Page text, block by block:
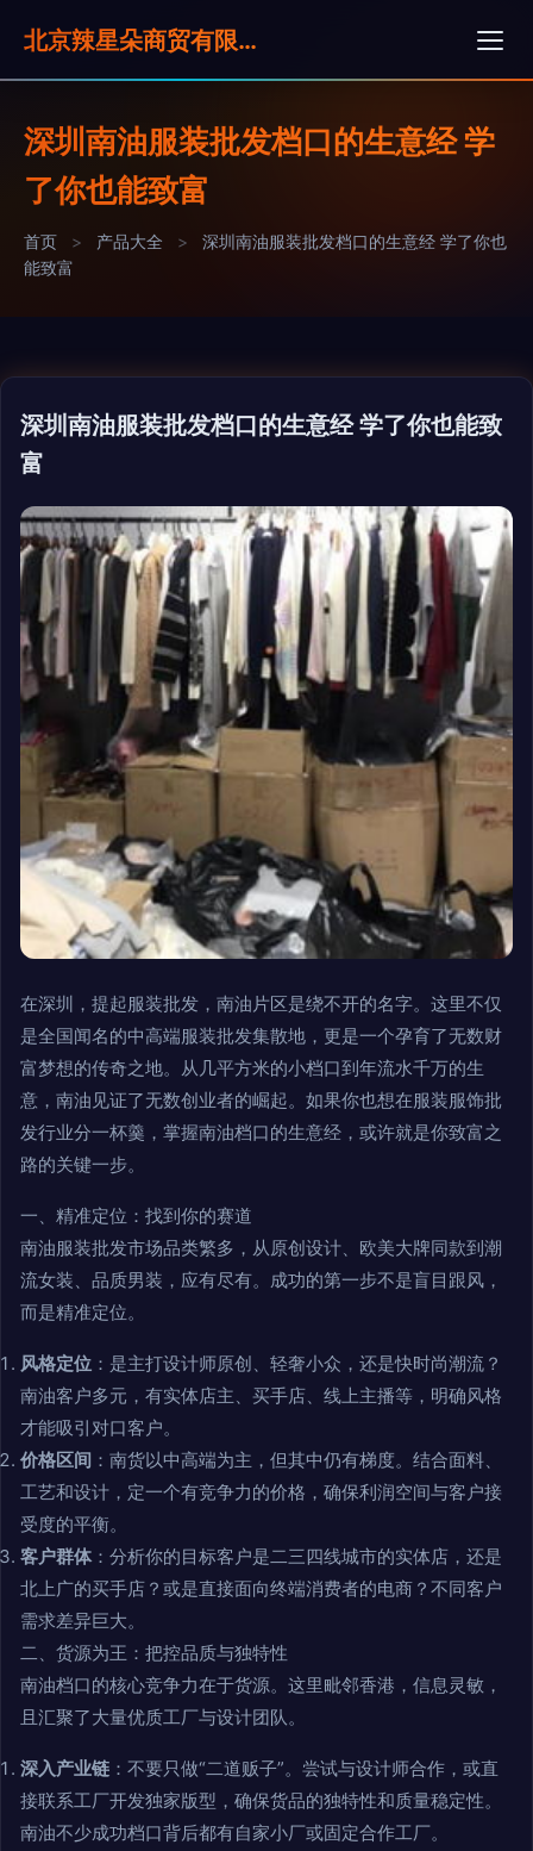
北京辣星朵商贸有限公司
深圳南油服装批发档口的生意经 学
了你也能致富
首页 > 产品大全 >
深圳南油服装批发档口的生意经 学了你也
能致富
深圳南油服装批发档口的生意经 学了你也能致
富
在深圳，提起服装批发，南油片区是绕不开的名字。这里不仅
是全国闻名的中高端服装批发集散地，更是一个孕育了无数财
富梦想的传奇之地。从几平方米的小档口到年流水千万的生
意，南油见证了无数创业者的崛起。如果你也想在服装服饰批
发行业分一杯羹，掌握南油档口的生意经，或许就是你致富之
路的关键一步。
一、精准定位：找到你的赛道
南油服装批发市场品类繁多，从原创设计、欧美大牌同款到潮
流女装、品质男装，应有尽有。成功的第一步不是盲目跟风，
而是精准定位。
风格定位 ：是主打设计师原创、轻奢小众，还是快时尚潮流？
南油客户多元，有实体店主、买手店、线上主播等，明确风格
才能吸引对口客户。
价格区间 ：南货以中高端为主，但其中仍有梯度。结合面料、
工艺和设计，定一个有竞争力的价格，确保利润空间与客户接
受度的平衡。
客户群体：分析你的目标客户是二三四线城市的实体店，还是
北上广的买手店？或是直接面向终端消费者的电商？不同客户
需求差异巨大。
二、货源为王：把控品质与独特性
南油档口的核心竞争力在于货源。这里毗邻香港，信息灵敏，
且汇聚了大量优质工厂与设计团队。
深入产业链 ：不要只做“二道贩子”。尝试与设计师合作，或直
接联系工厂开发独家版型，确保货品的独特性和质量稳定性。
南油不少成功档口背后都有自家小厂或固定合作工厂。